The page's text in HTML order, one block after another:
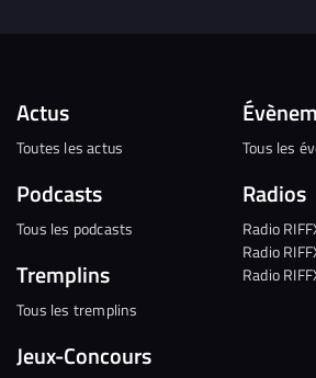
Actus
Toutes les actus
Podcasts
Tous les podcasts
Tremplins
Tous les tremplins
Jeux-Concours
Tous les
Radios
Radio
Radio
Radio